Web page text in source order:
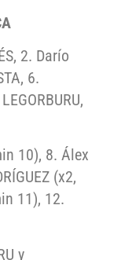
2. Darío
6.
10), 8. Álex
(x2,
11), 12.
y